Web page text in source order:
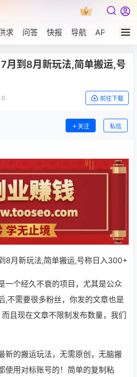
求 问答 快报 导航 APP下载
月到8月新玩法,简单搬运,号
0 前往下载
关注 私信
8月新玩法,简单搬运,号称日入300+
一个经久不衰的项目，尤其是公众
,不需要很多粉丝，你发的文章也是
且现在文章不限制发布数量，我们
新的搬运玩法，无需原创，无脑搬
使用对标账号的！简单的复制粘